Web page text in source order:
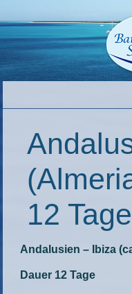
12 Tage
Andalusien – Ibiza
Dauer 12 Tage